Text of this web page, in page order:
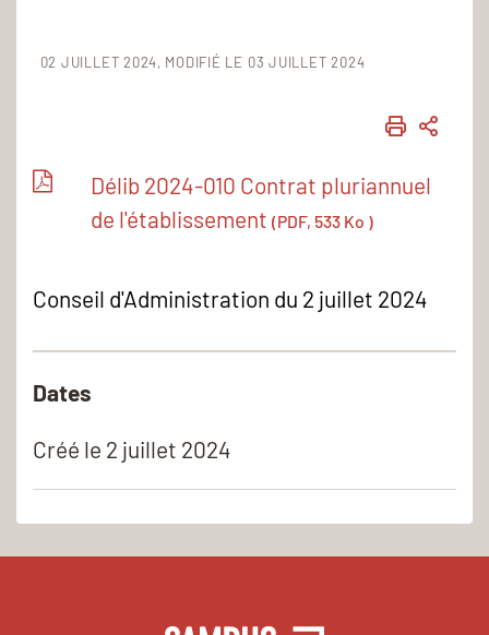
02 JUILLET 2024 MODIFIÉ LE 03 JUILLET 2024
Délib 2024-010 Contrat pluriannuel
de l'établissement (PDF, 533 Ko )
Conseil d'Administration du 2 juillet 2024
Dates
Créé le 2 juillet 2024